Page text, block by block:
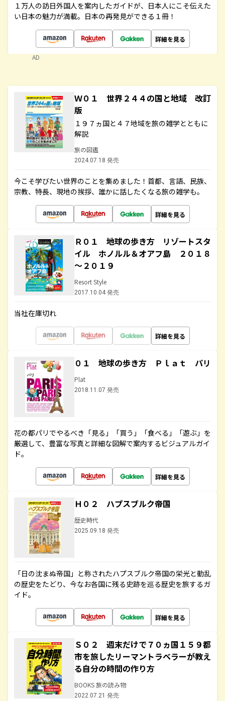
１万人の訪日外国人を案内したガイドが、日本人にこそ伝えた
い日本の魅力が満載。日本の再発見ができる１冊！
詳細を見る
AD
Ｗ０１ 世界２４４の国と地域 改訂
版
１９７ヵ国と４７地域を旅の雑学とともに
解説
旅の図鑑
2024.07.18 発売
今こそ学びたい世界のことを集めました！首都、言語、民族、
宗教、特長、現地の挨拶、誰かに話したくなる旅の雑学も。
詳細を見る
Ｒ０１ 地球の歩き方 リゾートスタ
イル ホノルル＆オアフ島 ２０１８
～２０１９
Resort Style
2017.10.04 発売
当社在庫切れ
詳細を見る
０１ 地球の歩き方 Ｐｌａｔ パリ
Plat
2018.11.07 発売
花の都パリでやるべき「見る」「買う」「食べる」「遊ぶ」を
厳選して、豊富な写真と詳細な図解で案内するビジュアルガイ
ド。
詳細を見る
Ｈ０２ ハプスブルク帝国
歴史時代
2025.09.18 発売
「日の沈まぬ帝国」と称されたハプスブルク帝国の栄光と動乱
の歴史をたどり、今なお各国に残る史跡を巡る歴史を旅するガ
イド。
詳細を見る
Ｓ０２ 週末だけで７０ヵ国１５９都
市を旅したリーマントラベラーが教え
る自分の時間の作り方
BOOKS 旅の読み物
2022.07.21 発売